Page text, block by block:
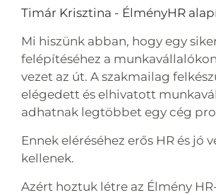
Timár Krisztina - ÉlményHR
Mi hiszünk abban, hogy egy
felépítéséhez a
vezet az út. A szakmailag
elégedett és elhivatott
adhatnak legtöbbet egy cég
Ennek eléréséhez erős HR és jó
kellenek.
Azért hoztuk létre az Élmény